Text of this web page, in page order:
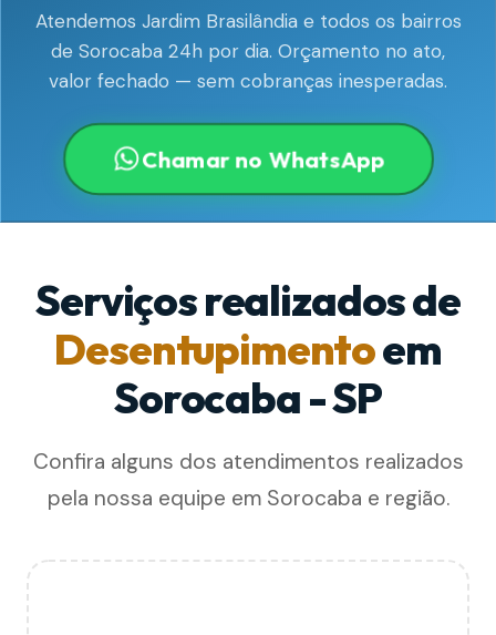
Atendemos Jardim Brasilândia e todos os bairros
de Sorocaba 24h por dia. Orçamento no ato,
valor fechado — sem cobranças inesperadas.
Chamar no WhatsApp
Serviços realizados de
Desentupimentoem
Sorocaba - SP
Confira alguns dos atendimentos realizados
pela nossa equipe em Sorocaba e região.